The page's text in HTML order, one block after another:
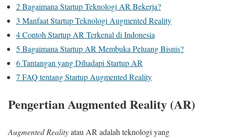
2Bagaimana Startup Teknologi AR Bekerja?
3 Manfaat Startup Teknologi Augmented Reality
4Contoh Startup AR Terkenal di Indonesia
5 Bagaimana Startup AR Membuka Peluang Bisnis?
6Tantangan yang Dihadapi Startup AR
7 FAQ tentang Startup Augmented Reality
Pengertian Augmented Reality (AR)
Augmented Realityatau AR adalah teknologi yang